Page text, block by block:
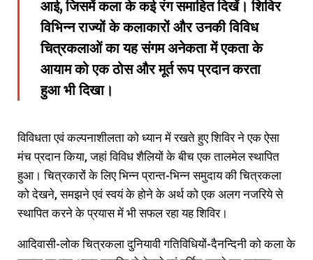
आई, जिसमें कला के कई रंग समाहित दिखें। शिविर
विभिन्न राज्यों के कलाकारों और उनकी विविध
चित्रकलाओं का यह संगम अनेकता में एकता के
आयाम को एक ठोस और मूर्त रूप प्रदान करता
हुआ भी दिखा।
विविधता एवं कल्पनाशीलता को ध्यान में रखते हुए शिविर ने एक ऐसा
मंच प्रदान किया, जहां विविध शैलियों के बीच एक तालमेल स्थापित
हुआ। चित्रकारों के लिए भिन्न प्रान्त-भिन्न समुदाय की चित्रकला
को देखने, समझने एवं स्वयं के होने के अर्थ को एक अलग नजरिये से
स्थापित करने के प्रयास में भी सफल रहा यह शिविर।
आदिवासी-लोक चित्रकला दुनियावी गतिविधियों-दैनन्दिनी को कला के